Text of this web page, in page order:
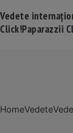
Vedete
Click!Paparazzii
HomeVedete